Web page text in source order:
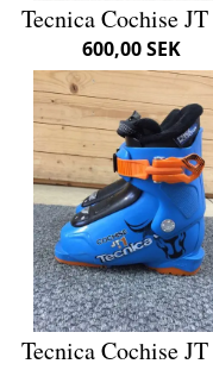
Tecnica Cochise JT
600,00 SEK
Tecnica Cochise JT